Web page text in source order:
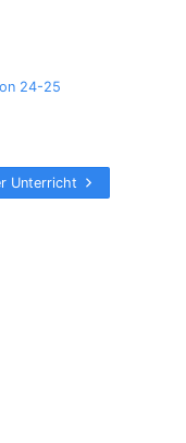
24-25
Unterricht